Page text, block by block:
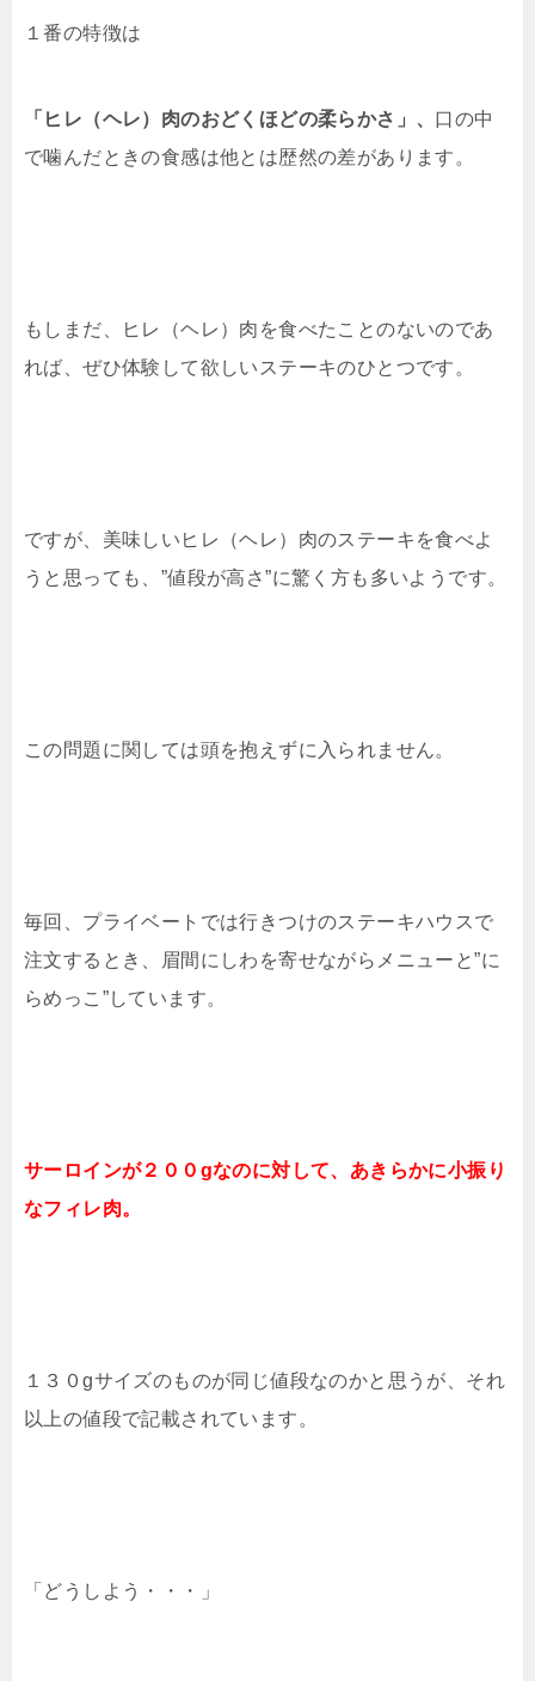
１番の特徴は
「ヒレ（ヘレ）肉のおどくほどの柔らかさ」、 口の中
で噛んだときの食感は他とは歴然の差があります。
もしまだ、ヒレ（ヘレ）肉を食べたことのないのであ
れば、ぜひ体験して欲しいステーキのひとつです。
ですが、美味しいヒレ（ヘレ）肉のステーキを食べよ
うと思っても、”値段が高さ”に驚く方も多いようです。
この問題に関しては頭を抱えずに入られません。
毎回、プライベートでは行きつけのステーキハウスで
注文するとき、眉間にしわを寄せながらメニューと”に
らめっこ”しています。
サーロインが２００gなのに対して、あきらかに小振り
なフィレ肉。
１３０gサイズのものが同じ値段なのかと思うが、それ
以上の値段で記載されています。
「どうしよう・・・」